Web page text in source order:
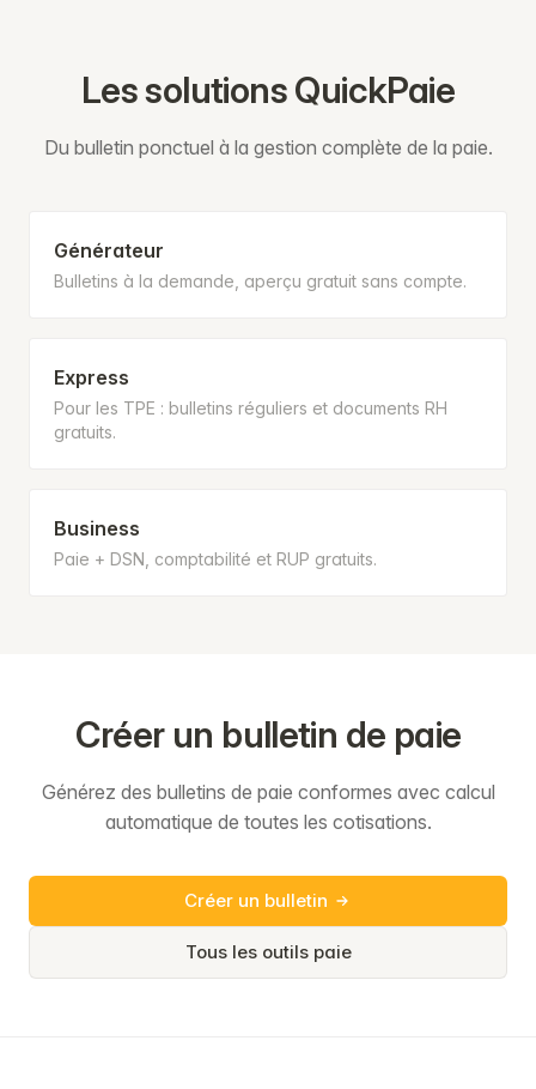
Les solutions QuickPaie
Du bulletin ponctuel à la gestion complète de la paie.
Générateur
Bulletins à la demande, aperçu gratuit sans compte.
Express
Pour les TPE : bulletins réguliers et documents RH
gratuits.
Business
Paie + DSN, comptabilité et RUP gratuits.
Créer un bulletin de paie
Générez des bulletins de paie conformes avec calcul
automatique de toutes les cotisations.
Créer un bulletin
Tous les outils paie